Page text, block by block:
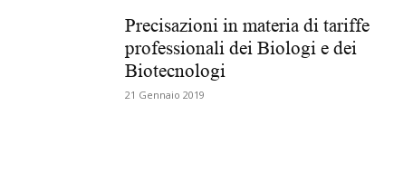
Precisazioni in materia di tariffe
professionali dei Biologi e dei
Biotecnologi
21 Gennaio 2019